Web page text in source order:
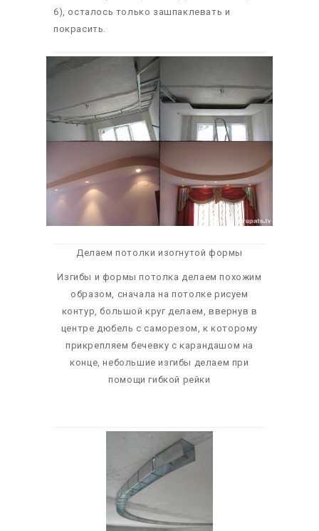
6), осталось только зашпаклевать и
покрасить.
Делаем потолки изогнутой формы
Изгибы и формы потолка делаем похожим
образом, сначала на потолке рисуем
контур, большой круг делаем, ввернув в
центре дюбель с саморезом, к которому
прикрепляем бечевку с карандашом на
конце, небольшие изгибы делаем при
помощи гибкой рейки